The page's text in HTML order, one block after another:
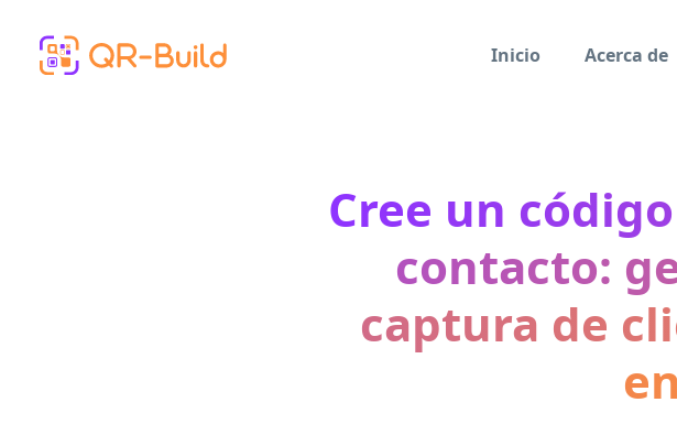
Inicio
Acerca de
Cree un
contacto:
captura de